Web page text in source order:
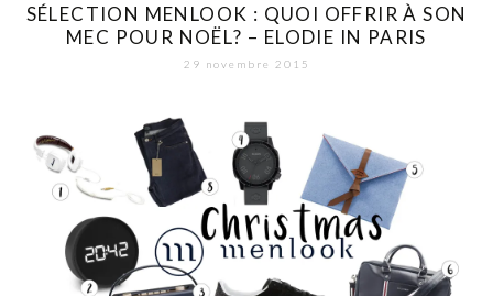
SÉLECTION MENLOOK : QUOI OFFRIR À SON
MEC POUR NOËL? – ELODIE IN PARIS
29 novembre 2015